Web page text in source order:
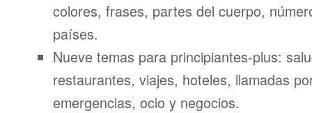
colores, frases, partes del cuerpo,
países.
Nueve temas para principiantes-plus:
restaurantes, viajes, hoteles, llamadas
emergencias, ocio y negocios.